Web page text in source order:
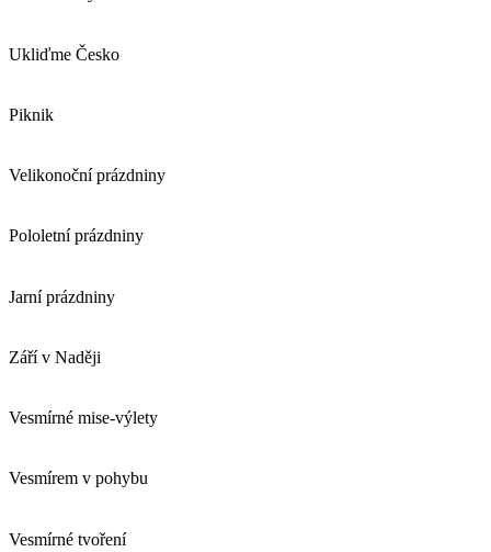
Ukliďme Česko
Piknik
Velikonoční prázdniny
Pololetní prázdniny
Jarní prázdniny
Září v Naději
Vesmírné mise-výlety
Vesmírem v pohybu
Vesmírné tvoření